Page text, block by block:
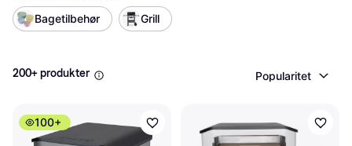
Bagetilbehør
Grill
200+ produkter Popularitet
100+